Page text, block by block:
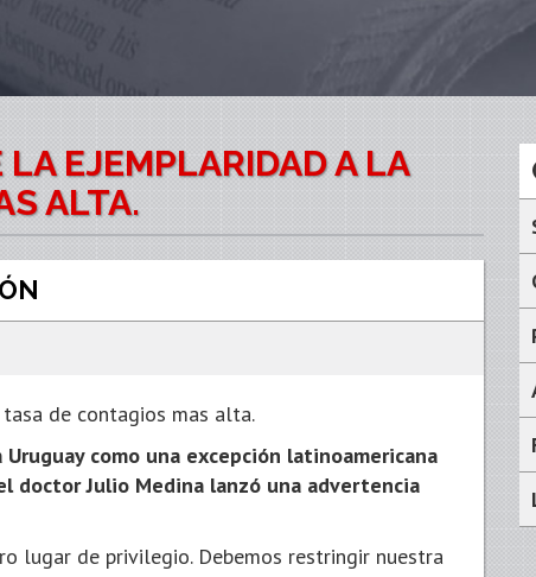
EJEMPLARIDAD A LA
ALTA.
de contagios mas alta.
como una excepción latinoamericana
doctor Julio Medina lanzó una advertencia
lugar de privilegio. Debemos restringir nuestra